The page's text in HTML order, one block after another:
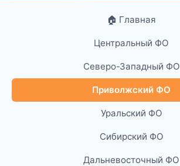
🏠 Главная
Центральный ФО
Северо-Западный ФО
Приволжский ФО
Уральский ФО
Сибирский ФО
Дальневосточный ФО